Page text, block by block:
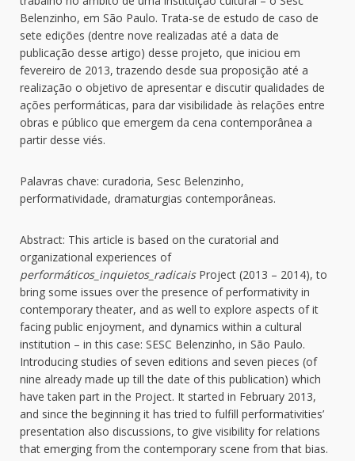
Belenzinho, em São Paulo. Trata-se de estudo de caso de
sete edições (dentre nove realizadas até a data de
publicação desse artigo) desse projeto, que iniciou em
fevereiro de 2013, trazendo desde sua proposição até a
realização o objetivo de apresentar e discutir qualidades de
ações performáticas, para dar visibilidade às relações entre
obras e público que emergem da cena contemporânea a
partir desse viés.
Palavras chave: curadoria, Sesc Belenzinho,
performatividade, dramaturgias contemporâneas.
Abstract: This article is based on the curatorial and
organizational experiences of
performáticos_inquietos_radicaisProject (2013 – 2014), to
bring some issues over the presence of performativity in
contemporary theater, and as well to explore aspects of it
facing public enjoyment, and dynamics within a cultural
institution – in this case: SESC Belenzinho, in São Paulo.
Introducing studies of seven editions and seven pieces (of
nine already made up till the date of this publication) which
have taken part in the Project. It started in February 2013,
and since the beginning it has tried to fulfill performativities’
presentation also discussions, to give visibility for relations
that emerging from the contemporary scene from that bias.